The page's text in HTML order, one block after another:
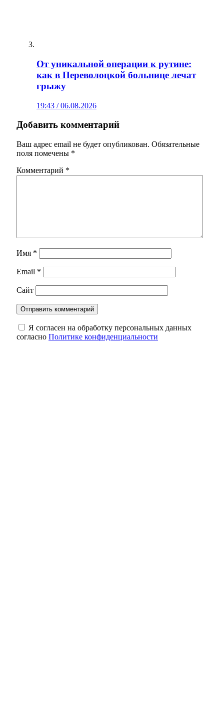
От уникальной операции к рутине:
как в Переволоцкой больнице лечат
грыжу
19:43 / 06.08.2026
Добавить комментарий
Ваш адрес email не будет опубликован. Обязательные
поля помечены *
Комментарий *
Имя *
Email *
Сайт
Я согласен на обработку персональных данных
согласно Политике конфиденциальности